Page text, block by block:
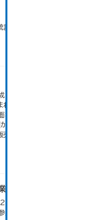
計「14-5 中学校の状況」
7年までは、自給的農家数
ているため横の計と合
積が0.3ha未満で、調査
50万円以上の農家。 平
農家のみが調査対象。
者数
8 地域別産業（大分類）
しています。